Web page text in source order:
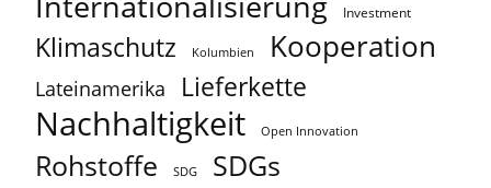
Investment
Klimaschutz Kolumbien Kooperation
Lateinamerika Lieferkette
Nachhaltigkeit Open Innovation
Rohstoffe SDG SDGs